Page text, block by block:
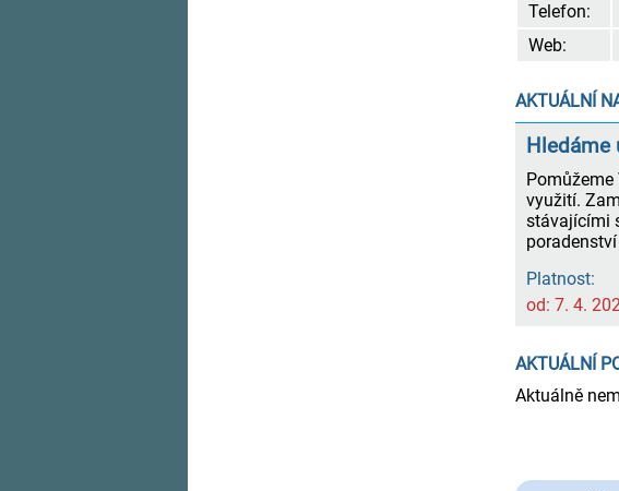
Telefon:
Web:
AKTUÁLNÍ
Hledáme
využití.
stávajícími
Platnost:
od: 7. 4.
AKTUÁLNÍ
Aktuálně